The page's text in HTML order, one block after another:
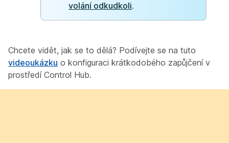
volání odkudkoli.
Chcete vidět, jak se to dělá? Podívejte se na tuto
videoukázku o konfiguraci krátkodobého zapůjčení v
prostředí Control Hub.